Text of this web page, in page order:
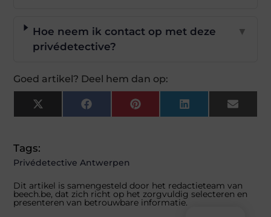
Hoe neem ik contact op met deze
privédetective?
▼
Goed artikel? Deel hem dan op:
X
(Twitter)
FacebookPinterestLinkedInEmail
Tags:
Privédetective Antwerpen
Dit artikel is samengesteld door het redactieteam van
beech.be, dat zich richt op het zorgvuldig selecteren en
presenteren van betrouwbare informatie.